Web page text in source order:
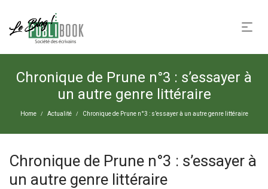
Chronique de Prune n°3 : s’essayer à
un autre genre littéraire
Home / Actualité / Chronique de Prune n°3 : s’essayer à un autre genre littéraire
Chronique de Prune n°3 : s’essayer à
un autre genre littéraire